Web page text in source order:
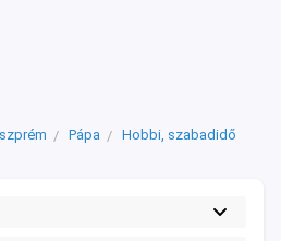
Pápa
Hobbi, szabadidő